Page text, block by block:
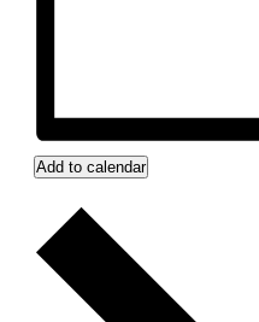
Add to calendar